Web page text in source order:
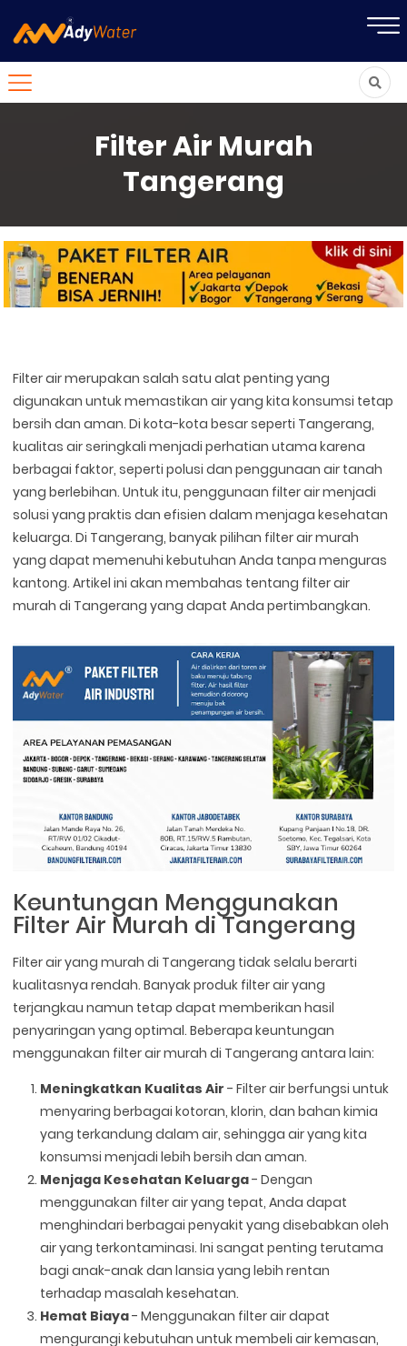
Filter Air Murah
Tangerang
Filter air merupakan salah satu alat penting yang
digunakan untuk memastikan air yang kita konsumsi tetap
bersih dan aman. Di kota-kota besar seperti Tangerang,
kualitas air seringkali menjadi perhatian utama karena
berbagai faktor, seperti polusi dan penggunaan air tanah
yang berlebihan. Untuk itu, penggunaan filter air menjadi
solusi yang praktis dan efisien dalam menjaga kesehatan
keluarga. Di Tangerang, banyak pilihan filter air murah
yang dapat memenuhi kebutuhan Anda tanpa menguras
kantong. Artikel ini akan membahas tentang filter air
murah di Tangerang yang dapat Anda pertimbangkan.
Keuntungan Menggunakan
Filter Air Murah di Tangerang
Filter air yang murah di Tangerang tidak selalu berarti
kualitasnya rendah. Banyak produk filter air yang
terjangkau namun tetap dapat memberikan hasil
penyaringan yang optimal. Beberapa keuntungan
menggunakan filter air murah di Tangerang antara lain:
Meningkatkan Kualitas Air - Filter air berfungsi untuk
menyaring berbagai kotoran, klorin, dan bahan kimia
yang terkandung dalam air, sehingga air yang kita
konsumsi menjadi lebih bersih dan aman.
Menjaga Kesehatan Keluarga- Dengan
menggunakan filter air yang tepat, Anda dapat
menghindari berbagai penyakit yang disebabkan oleh
air yang terkontaminasi. Ini sangat penting terutama
bagi anak-anak dan lansia yang lebih rentan
terhadap masalah kesehatan.
Hemat Biaya- Menggunakan filter air dapat
mengurangi kebutuhan untuk membeli air kemasan,